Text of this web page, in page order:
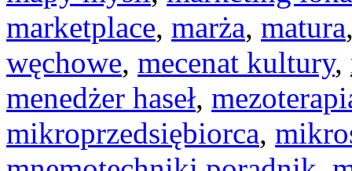
marketplace, marża, matura
węchowe, mecenat kultury,
menedżer haseł,
mikroprzedsiębiorca,